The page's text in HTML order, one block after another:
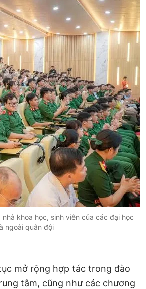
khoa học, sinh viên của các đại học
ngoài quân đội
mở rộng hợp tác trong đào
tâm, cũng như các chương